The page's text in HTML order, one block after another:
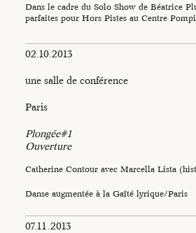
Dans le cadre du Solo Show de Béatrice
parfaites pour Hors Pistes au Centre
Béatrice Plumet
02.10.2013
une salle de conférence
Paris
Plongée#1
Ouverture
Catherine Contour avec Marcella Lista
Danse augmentée à la Gaîté lyrique/Paris
07.11.2013